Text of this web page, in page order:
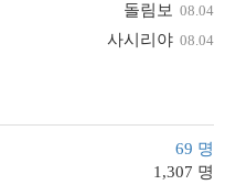
돌림보 08.04
사시리야 08.04
69 명
1,307 명